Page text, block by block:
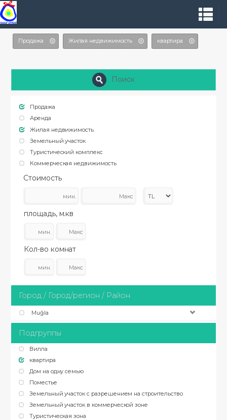
Продажа Жилая недвижимость квартира
Поиск
Продажа
Аренда
Жилая недвижимость
Земельный участок
Туристический комплекс
Коммерческая недвижимость
Стоимость
площадь, м.кв
Кол-во комнат
Город / Город/регион / Район
Muğla
Подгруппы
Вилла
квартира
Дом на одну семью
Поместье
Земельный участок с разрешением на строительство
Земельный участок в коммерческой зоне
Туристическая зона